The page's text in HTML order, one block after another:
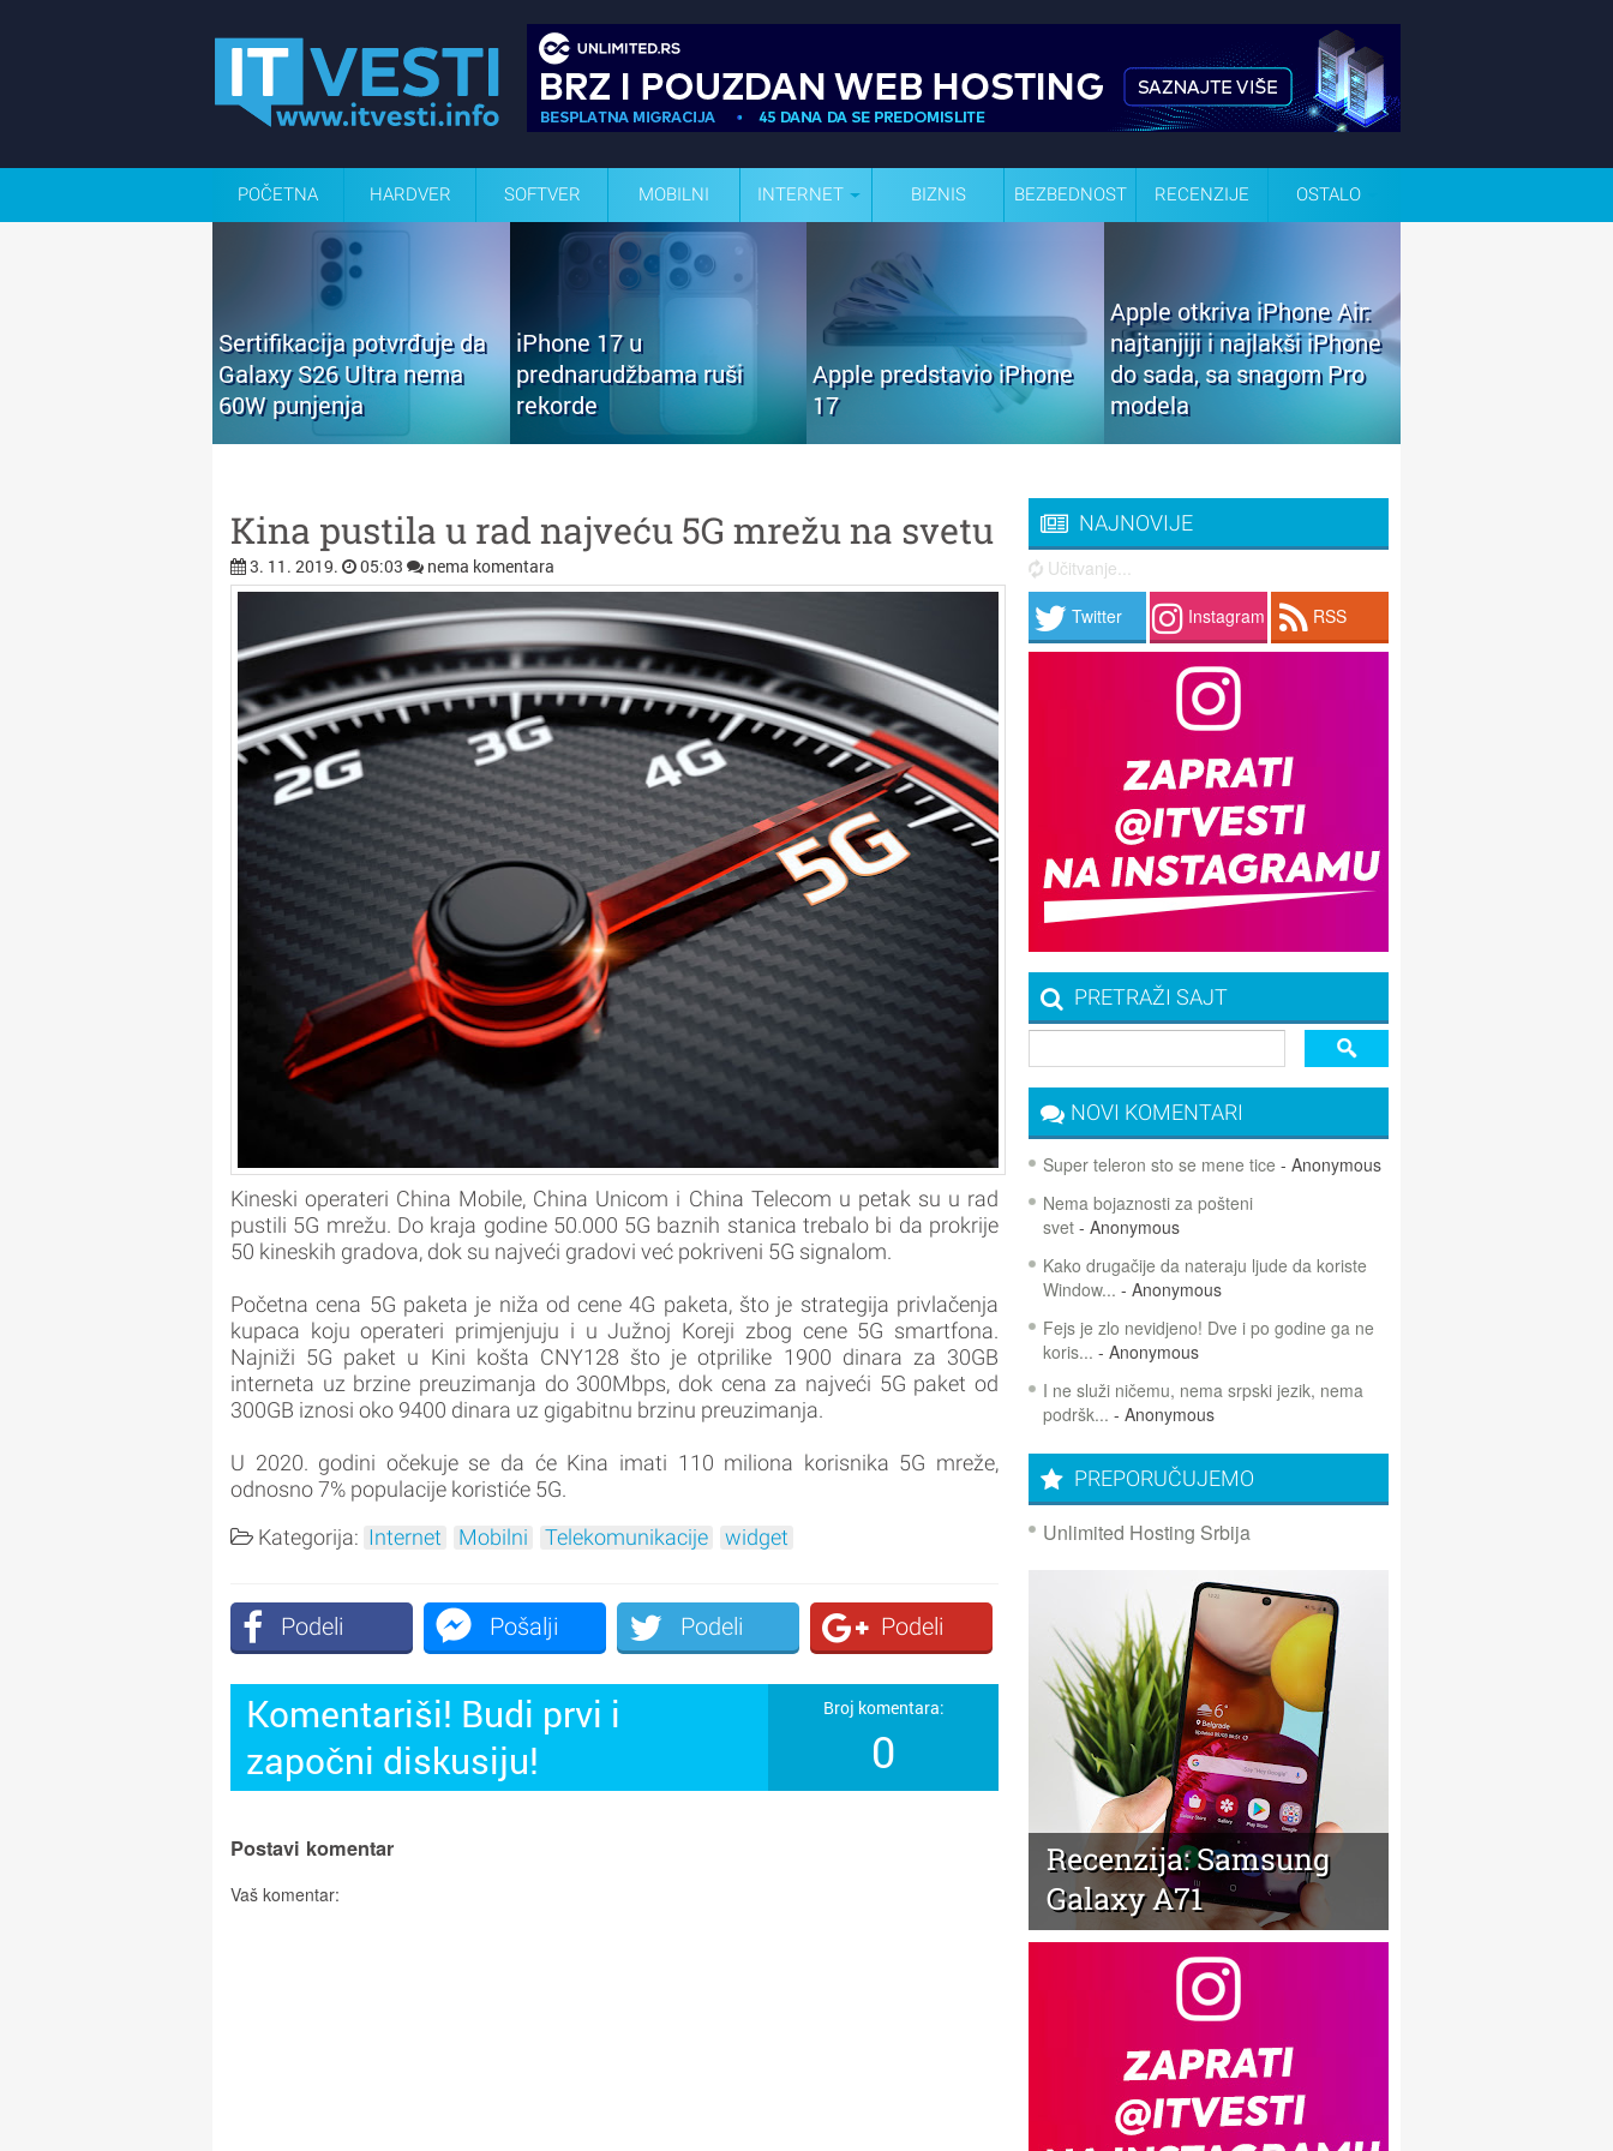
POČETNA HARDVER SOFTVER MOBILNI INTERNET BIZNIS BEZBEDNOST RECENZIJE OSTALO
Sertifikacija potvrđuje da
Galaxy S26 Ultra nema
60W punjenja
iPhone 17 u
prednarudžbama ruši
rekorde
Apple predstavio iPhone
17
Apple otkriva iPhone Air:
najtanjiji i najlakši iPhone
do sada, sa snagom Pro
modela
Kina pustila u rad najveću 5G mrežu na svetu
3. 11. 2019. 05:03 nema komentara
Kineski operateri China Mobile, China Unicom i China Telecom u petak su u rad
pustili 5G mrežu. Do kraja godine 50.000 5G baznih stanica trebalo bi da prokrije
50 kineskih gradova, dok su najveći gradovi već pokriveni 5G signalom.
Početna cena 5G paketa je niža od cene 4G paketa, što je strategija privlačenja
kupaca koju operateri primjenjuju i u Južnoj Koreji zbog cene 5G smartfona.
Najniži 5G paket u Kini košta CNY128 što je otprilike 1900 dinara za 30GB
interneta uz brzine preuzimanja do 300Mbps, dok cena za najveći 5G paket od
300GB iznosi oko 9400 dinara uz gigabitnu brzinu preuzimanja.
U 2020. godini očekuje se da će Kina imati 110 miliona korisnika 5G mreže,
odnosno 7% populacije koristiće 5G.
Kategorija: Internet Mobilni Telekomunikacije widget
Podeli Pošalji Podeli Podeli
Komentariši! Budi prvi i
započni diskusiju!
Broj komentara:
0
Postavi komentar
Vaš komentar:
NAJNOVIJE
Učitvanje...
Twitter
Instagram RSS
PRETRAŽI SAJT
NOVI KOMENTARI
Super teleron sto se mene tice - Anonymous
Nema bojaznosti za pošteni
svet - Anonymous
Kako drugačije da nateraju ljude da koriste
Window... - Anonymous
Fejs je zlo nevidjeno! Dve i po godine ga ne
koris... - Anonymous
I ne služi ničemu, nema srpski jezik, nema
podršk... - Anonymous
PREPORUČUJEMO
Unlimited Hosting Srbija
Recenzija: Samsung
Galaxy A71